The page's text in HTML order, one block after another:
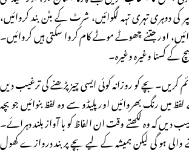
کی دوہری تہری تہہ لگوائیں، شرٹ کے بٹن بند کروائیں،
اور جتنے چھوٹے موٹے کام کروا سکتی ہیں کروائیں۔
پیچ کے کسنا وغیرہ وغیرہ۔
کریں۔بچے کو روزانہ کوئی ایسی چیز پڑھنے کی ترغیب دیں
میں رنگ بھروائیں اور پلیڈو سے وہ لفظ بنوائیں جو بچہ
کہ وہ لکھتے وقت ان الفاظ کو با آواز بلند دہرائے۔
والی ہو گی لیکن ہمیشہ کے لیے بچے پر بند دروازے کھول